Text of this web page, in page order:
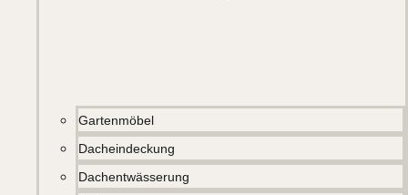
Gartenmöbel
Dacheindeckung
Dachentwässerung